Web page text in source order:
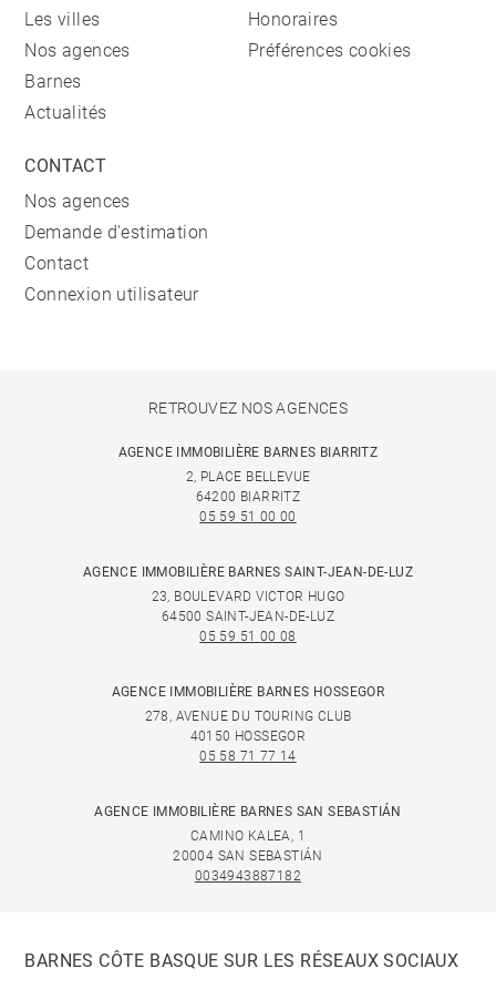
Les villes
Nos agences
Barnes
Actualités
Honoraires
Préférences cookies
CONTACT
Nos agences
Demande d'estimation
Contact
Connexion utilisateur
RETROUVEZ NOS AGENCES
AGENCE IMMOBILIÈRE BARNES BIARRITZ
2, PLACE BELLEVUE
64200 BIARRITZ
05 59 51 00 00
AGENCE IMMOBILIÈRE BARNES SAINT-JEAN-DE-LUZ
23, BOULEVARD VICTOR HUGO
64500 SAINT-JEAN-DE-LUZ
05 59 51 00 08
AGENCE IMMOBILIÈRE BARNES HOSSEGOR
278, AVENUE DU TOURING CLUB
40150 HOSSEGOR
05 58 71 77 14
AGENCE IMMOBILIÈRE BARNES SAN SEBASTIÁN
CAMINO KALEA, 1
20004 SAN SEBASTIÁN
0034943887182
BARNES CÔTE BASQUE SUR LES RÉSEAUX SOCIAUX